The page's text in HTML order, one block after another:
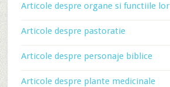
Articole despre organe si functiile lor
Articole despre pastoratie
Articole despre personaje biblice
Articole despre plante medicinale